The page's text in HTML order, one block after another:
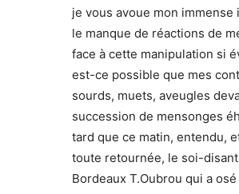
je vous avoue mon
le manque de réactions de
face à cette manipulation si
est-ce possible que mes
sourds, muets, aveugles
succession de mensonges
tard que ce matin, entendu,
toute retournée, le soi-
Bordeaux T.Oubrou qui a